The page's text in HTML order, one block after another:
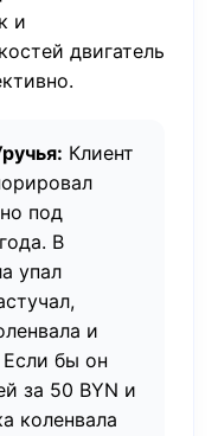
и
двигатель
Клиент
под
В
упал
и
бы он
за 50 BYN и
коленвала